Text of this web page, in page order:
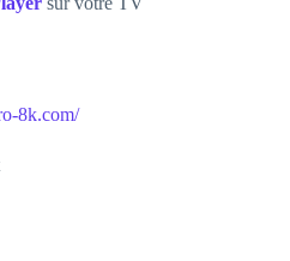
8k.com/